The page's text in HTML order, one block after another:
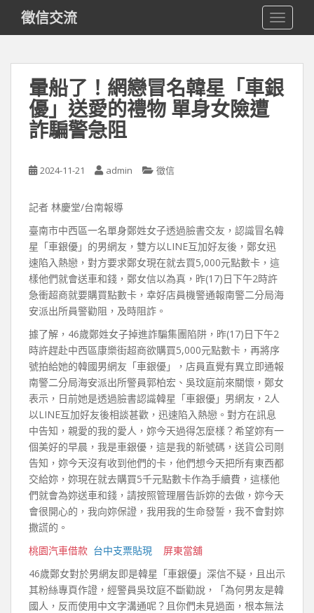
i
徵信交流
暈船了！網戀冒名韓星「車銀
優」送愛的禮物 單身女險遭
詐騙警急阻
2024-11-21 admin 徵信
記者 林慶堂/台南報導
臺南市中西區一名單身鄭姓女子透過臉書交友，認識冒名韓
星「車銀優」的男網友，雙方以LINE互加好友後，鄭女迅
速陷入熱戀，對方要求鄭女現在就去買5,000元點數卡，這
樣他們就會送車和錢，鄭女信以為真，昨(17)日下午2時許
急衝超商就要購買點數卡，幸好店員機警通報南警二分局海
安派出所員警勸阻，及時阻詐。
據了解，46歲鄭姓女子掉進詐騙集團陷阱，昨(17)日下午2
時許趕赴中西區康樂街超商欲購買5,000元點數卡，再將序
號拍給她的韓國男網友「車銀優」，店員直覺有異立即通報
南警二分局海安派出所警員郭柏宏、吳玟庭前來關懷，鄭女
表示，日前她是透過臉書認識韓星「車銀優」男網友，2人
以LINE互加好友後相談甚歡，迅速陷入熱戀。對方在訊息
中告知，親愛的我的愛人，妳今天過得怎麼樣？希望妳有一
個美好的早晨，我是車銀優，這是我的新號碼，送貨公司剛
告知，妳今天沒有收到他們的卡，他們想今天把所有東西都
交給妳，妳現在就去購買5千元點數卡作為手續費，這樣他
們就會為妳送車和錢，請按照管理層告訴妳的去做，妳今天
會很開心的，我向妳保證，我用我的生命發誓，我不會對妳
撒謊的。
桃園汽車借款 台中支票貼現
屏東當舖
46歲鄭女對於男網友即是韓星「車銀優」深信不疑，且出示
其粉絲專頁作證，經警員吳玟庭不斷勸說，「為何男友是韓
國人，反而使用中文字溝通呢？且你們未見過面，根本無法